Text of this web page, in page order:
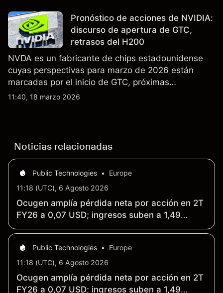
no es un indicador fiable de resultados futuros..
Pronóstico de acciones de NVIDIA:
discurso de apertura de GTC,
retrasos del H200
NVDA es un fabricante de chips estadounidense
cuyas perspectivas para marzo de 2026 están
marcadas por el inicio de GTC, próximas
actualizaciones de productos y la incertidumbre
11:40, 18 marzo 2026
Noticias relacionadas
Public Technologies •
Europe
11:18 (UTC), 6 Agosto 2026
Ocugen amplía pérdida neta por acción en 2T
FY26 a 0,07 USD; ingresos suben a 1,49
millones USD
Public Technologies •
Europe
11:18 (UTC), 6 Agosto 2026
Ocugen amplía pérdida neta por acción en 2T
FY26 a 0,07 USD; ingresos suben a 1,49